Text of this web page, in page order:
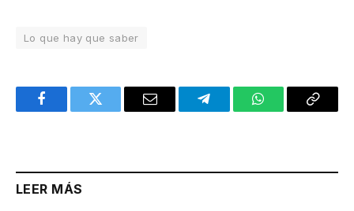
Lo que hay que saber
FacebookTwitter Email TelegramWhatsAppCopy
LEER MÁS